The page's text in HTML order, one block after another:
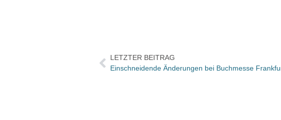
LETZTER BEITRAG